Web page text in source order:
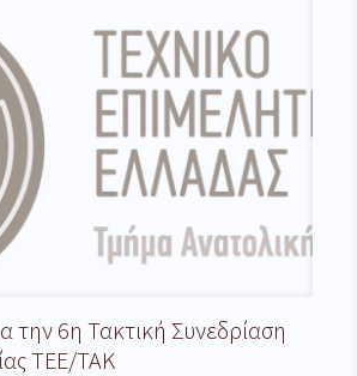
την 6η Τακτική Συνεδρίαση
ΤΕΕ/ΤΑΚ